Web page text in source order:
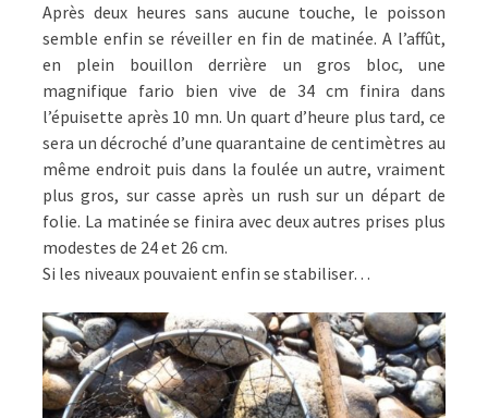
Après deux heures sans aucune touche, le poisson
semble enfin se réveiller en fin de matinée. A l’affût,
en plein bouillon derrière un gros bloc, une
magnifique fario bien vive de 34 cm finira dans
l’épuisette après 10 mn. Un quart d’heure plus tard, ce
sera un décroché d’une quarantaine de centimètres au
même endroit puis dans la foulée un autre, vraiment
plus gros, sur casse après un rush sur un départ de
folie. La matinée se finira avec deux autres prises plus
modestes de 24 et 26 cm.
Si les niveaux pouvaient enfin se stabiliser…